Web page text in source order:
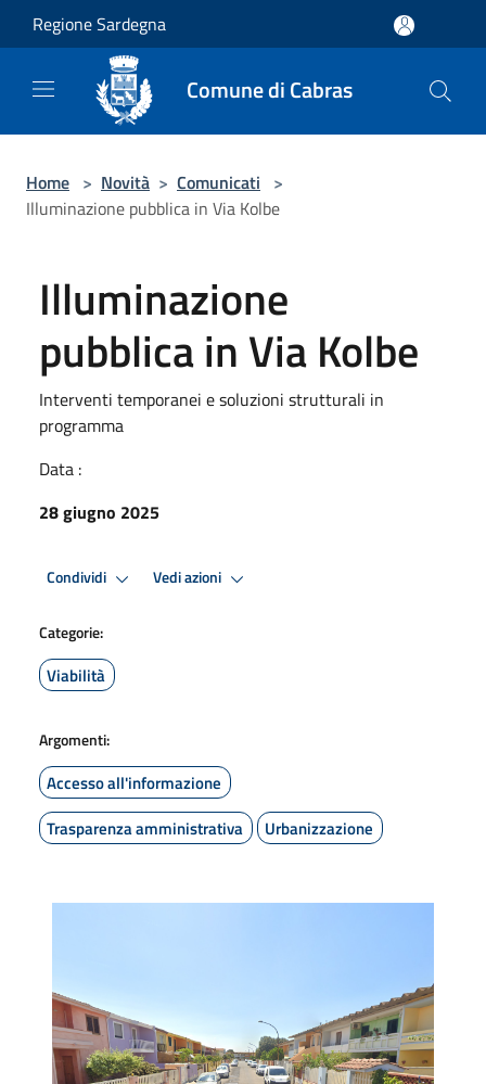
Salta al contenuto principale
Regione Sardegna
Comune di Cabras
Home > Novità > Comunicati >
Illuminazione pubblica in Via Kolbe
Illuminazione
pubblica in Via Kolbe
Interventi temporanei e soluzioni strutturali in
programma
Data :
28 giugno 2025
Condividi Vedi azioni
Categorie:
Viabilità
Argomenti:
Accesso all'informazione
Trasparenza amministrativa
Urbanizzazione